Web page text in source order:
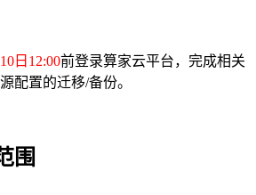
日12:00前登录算家云平台，完成相关
配置的迁移/备份。
围